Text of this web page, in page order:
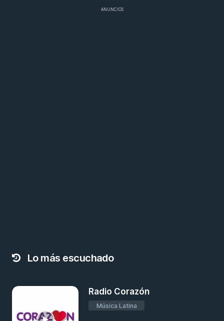
ANUNCIOS
Lo más escuchado
Radio Corazón
Música Latina